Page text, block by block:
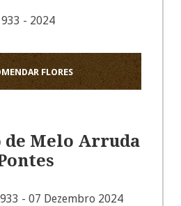
- 2024
FLORES
Melo Arruda
- 07 Dezembro 2024